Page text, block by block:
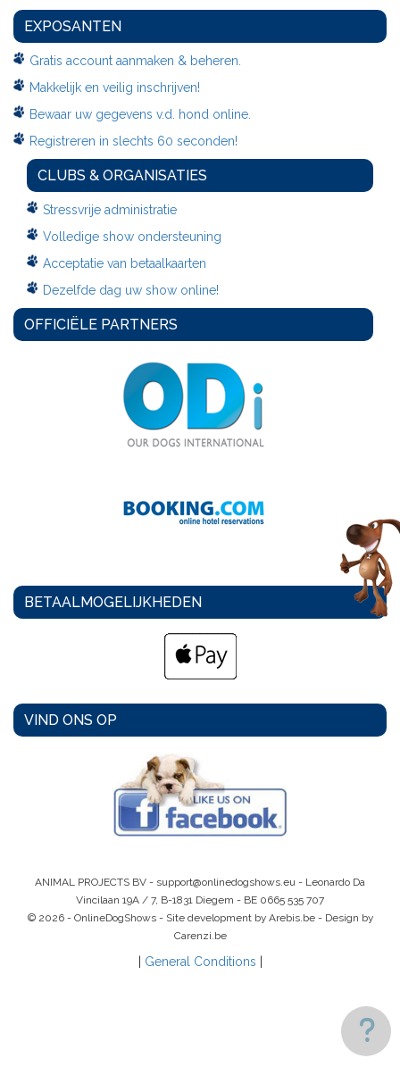
EXPOSANTEN
Gratis account aanmaken & beheren.
Makkelijk en veilig inschrijven!
Bewaar uw gegevens v.d. hond online.
Registreren in slechts 60 seconden!
CLUBS & ORGANISATIES
Stressvrije administratie
Volledige show ondersteuning
Acceptatie van betaalkaarten
Dezelfde dag uw show online!
OFFICIËLE PARTNERS
BETAALMOGELIJKHEDEN
VIND ONS OP
ANIMAL PROJECTS BV - support@onlinedogshows.eu - Leonardo Da
Vincilaan 19A / 7, B-1831 Diegem - BE 0665 535 707
© 2026 - OnlineDogShows - Site development by Arebis.be - Design by
Carenzi.be
General Conditions